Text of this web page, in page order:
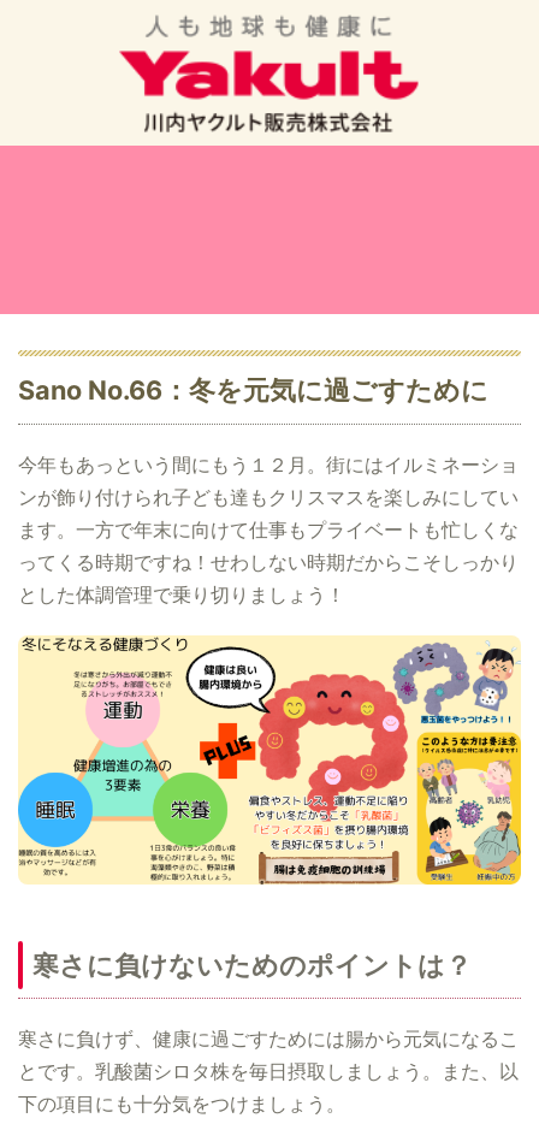
Sano No.66：冬を元気に過ごすために
今年もあっという間にもう１２月。街にはイルミネーショ
ンが飾り付けられ子ども達もクリスマスを楽しみにしてい
ます。一方で年末に向けて仕事もプライベートも忙しくな
ってくる時期ですね！せわしない時期だからこそしっかり
とした体調管理で乗り切りましょう！
寒さに負けないためのポイントは？
寒さに負けず、健康に過ごすためには腸から元気になるこ
とです。乳酸菌シロタ株を毎日摂取しましょう。また、以
下の項目にも十分気をつけましょう。